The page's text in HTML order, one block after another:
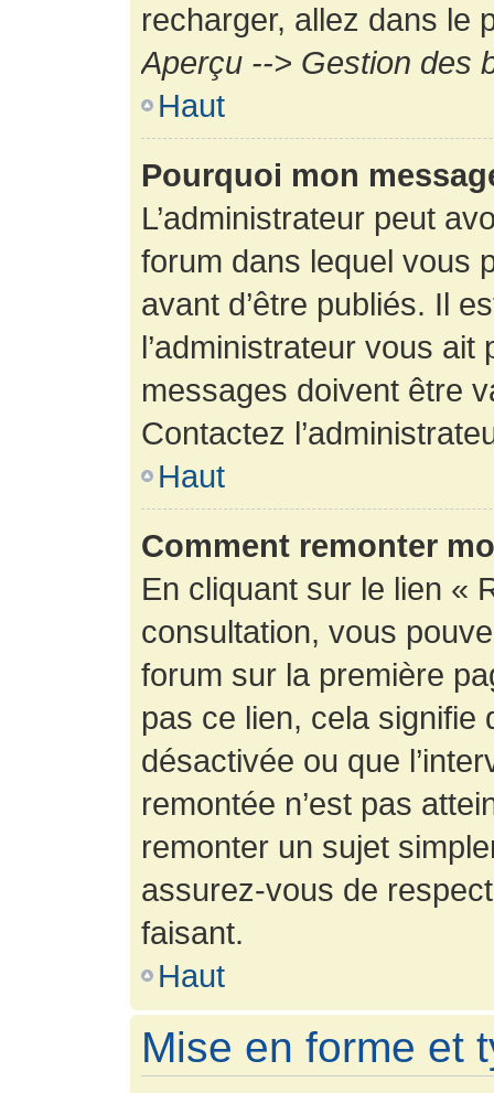
recharger, allez dans le
Aperçu --> Gestion des
Haut
Pourquoi mon
L’administrateur peut
forum dans lequel vous
avant d’être publiés. Il
l’administrateur vous
messages doivent être
Contactez
Haut
Comment remonter
En cliquant sur le lien «
consultation, vous
forum sur la première
pas ce lien, cela signifie
désactivée ou que
remontée n’est pas
remonter un sujet
assurez-vous de
faisant.
Haut
Mise en forme et